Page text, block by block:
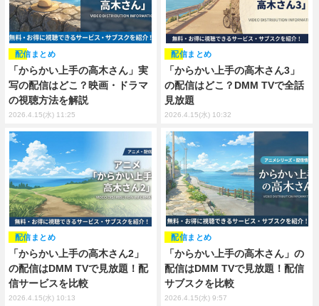
「からかい上手の高木さん」実
写の配信はどこ？映画・ドラマ
の視聴方法を解説
配信まとめ
2026.4.15(水) 11:25
「からかい上手の高木さん3」
の配信はどこ？DMM TVで全話
見放題
配信まとめ
2026.4.15(水) 10:32
「からかい上手の高木さん2」
の配信はDMM TVで見放題！配
信サービスを比較
配信まとめ
2026.4.15(水) 10:13
「からかい上手の高木さん」の
配信はDMM TVで見放題！配信
サブスクを比較
配信まとめ
2026.4.15(水) 9:57